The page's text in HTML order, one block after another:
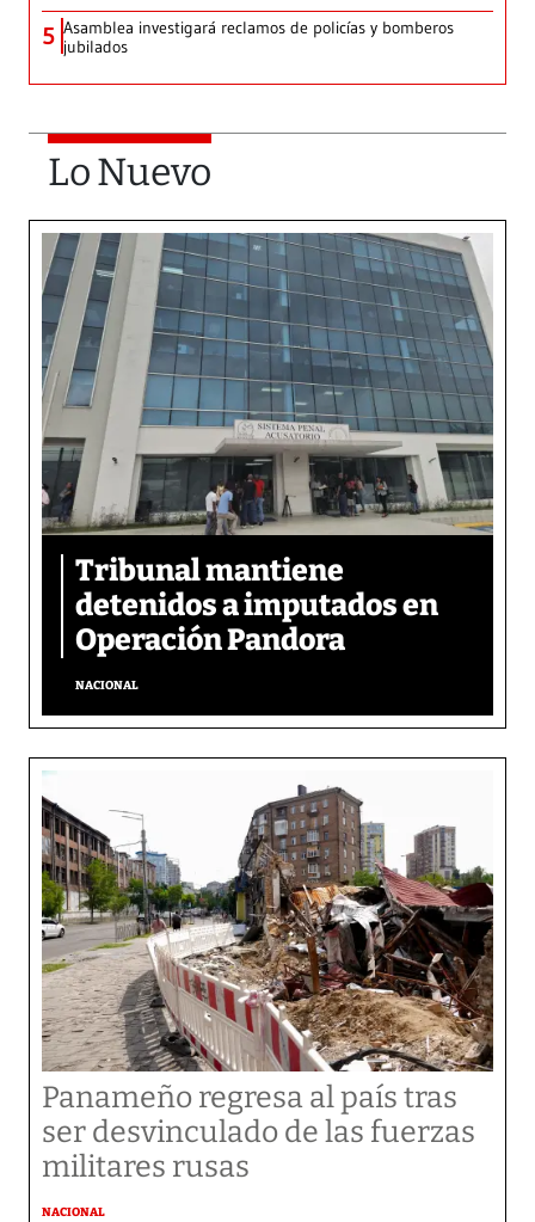
5 Asamblea investigará reclamos de policías y bomberos
jubilados
Lo Nuevo
Tribunal mantiene
detenidos a imputados en
Operación Pandora
NACIONAL
Panameño regresa al país tras
ser desvinculado de las fuerzas
militares rusas
NACIONAL